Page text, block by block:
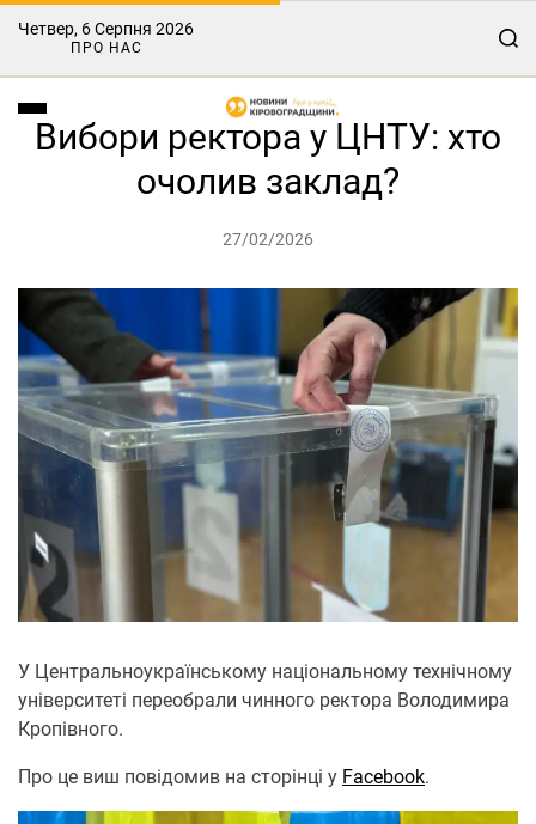
Четвер, 6 Серпня 2026
ПРО НАС
Вибори ректора у ЦНТУ: хто
очолив заклад?
27/02/2026
У Центральноукраїнському національному технічному
університеті переобрали чинного ректора Володимира
Кропівного.
Про це виш повідомив на сторінці у Facebook.